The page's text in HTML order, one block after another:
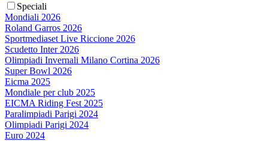
Speciali
Mondiali 2026
Roland Garros 2026
Sportmediaset Live Riccione 2026
Scudetto Inter 2026
Olimpiadi Invernali Milano Cortina 2026
Super Bowl 2026
Eicma 2025
Mondiale per club 2025
EICMA Riding Fest 2025
Paralimpiadi Parigi 2024
Olimpiadi Parigi 2024
Euro 2024